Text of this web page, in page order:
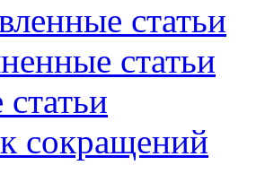
статьи
статьи
сокращений